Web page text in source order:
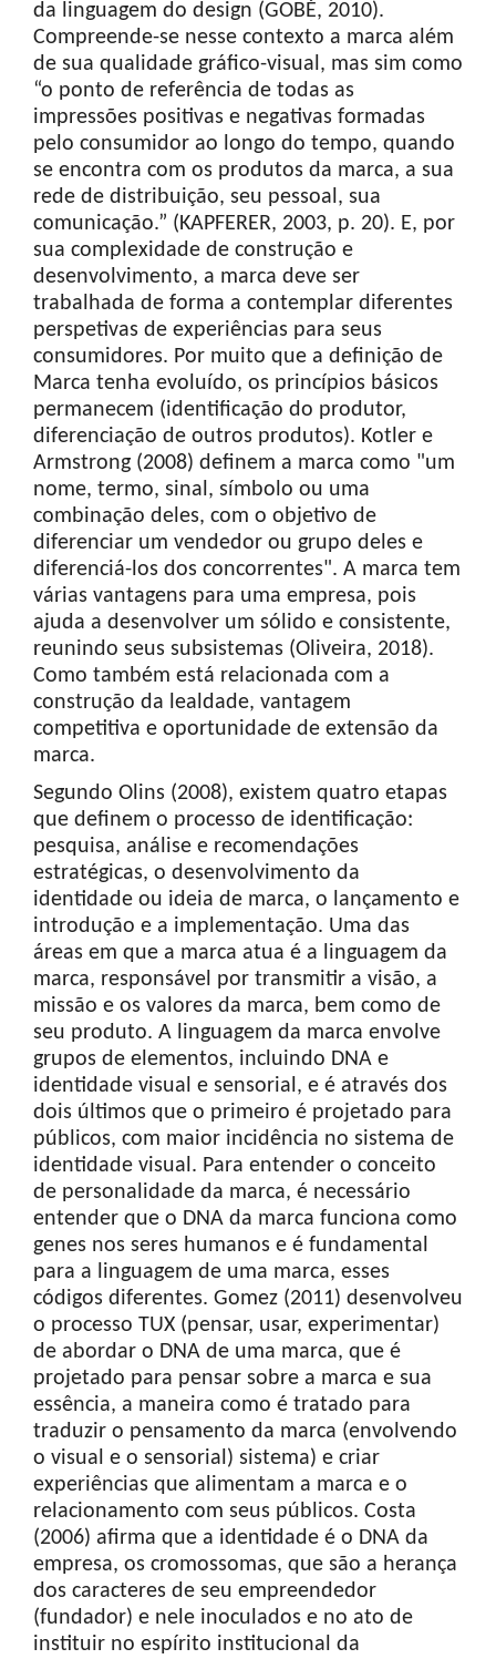
da linguagem do design (GOBÉ, 2010).
Compreende-se nesse contexto a marca além
de sua qualidade gráfico-visual, mas sim como
“o ponto de referência de todas as
impressões positivas e negativas formadas
pelo consumidor ao longo do tempo, quando
se encontra com os produtos da marca, a sua
rede de distribuição, seu pessoal, sua
comunicação.” (KAPFERER, 2003, p. 20). E, por
sua complexidade de construção e
desenvolvimento, a marca deve ser
trabalhada de forma a contemplar diferentes
perspetivas de experiências para seus
consumidores. Por muito que a definição de
Marca tenha evoluído, os princípios básicos
permanecem (identificação do produtor,
diferenciação de outros produtos). Kotler e
Armstrong (2008) definem a marca como "um
nome, termo, sinal, símbolo ou uma
combinação deles, com o objetivo de
diferenciar um vendedor ou grupo deles e
diferenciá-los dos concorrentes". A marca tem
várias vantagens para uma empresa, pois
ajuda a desenvolver um sólido e consistente,
reunindo seus subsistemas (Oliveira, 2018).
Como também está relacionada com a
construção da lealdade, vantagem
competitiva e oportunidade de extensão da
marca.
Segundo Olins (2008), existem quatro etapas
que definem o processo de identificação:
pesquisa, análise e recomendações
estratégicas, o desenvolvimento da
identidade ou ideia de marca, o lançamento e
introdução e a implementação. Uma das
áreas em que a marca atua é a linguagem da
marca, responsável por transmitir a visão, a
missão e os valores da marca, bem como de
seu produto. A linguagem da marca envolve
grupos de elementos, incluindo DNA e
identidade visual e sensorial, e é através dos
dois últimos que o primeiro é projetado para
públicos, com maior incidência no sistema de
identidade visual. Para entender o conceito
de personalidade da marca, é necessário
entender que o DNA da marca funciona como
genes nos seres humanos e é fundamental
para a linguagem de uma marca, esses
códigos diferentes. Gomez (2011) desenvolveu
o processo TUX (pensar, usar, experimentar)
de abordar o DNA de uma marca, que é
projetado para pensar sobre a marca e sua
essência, a maneira como é tratado para
traduzir o pensamento da marca (envolvendo
o visual e o sensorial) sistema) e criar
experiências que alimentam a marca e o
relacionamento com seus públicos. Costa
(2006) afirma que a identidade é o DNA da
empresa, os cromossomas, que são a herança
dos caracteres de seu empreendedor
(fundador) e nele inoculados e no ato de
instituir no espírito institucional da